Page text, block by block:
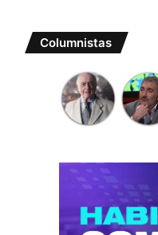
Columnistas